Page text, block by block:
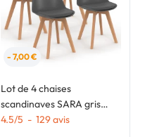
- 7,00 €
Lot de 4 chaises
scandinaves SARA gris
foncé pour salle à manger
4.5/5 - 129avis